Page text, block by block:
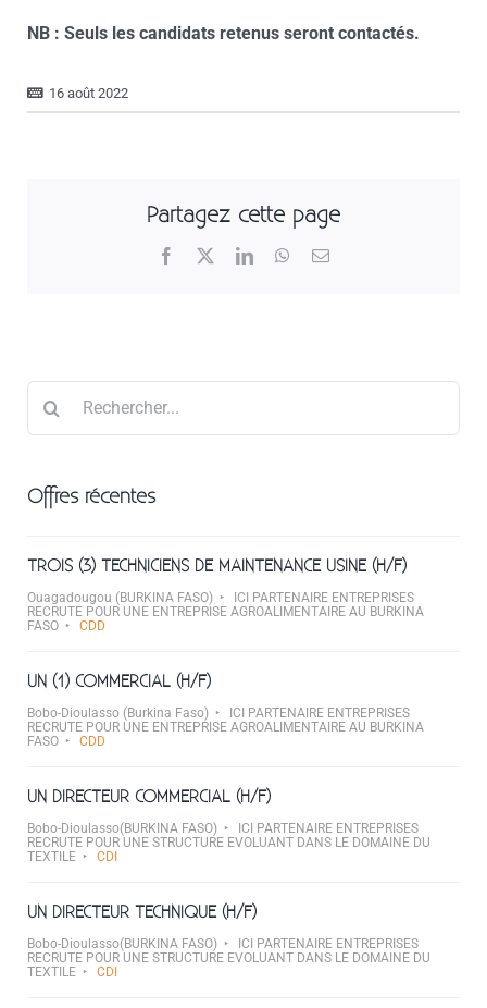
NB : Seuls les candidats retenus seront contactés.
16 août 2022
Partagez cette page
Facebook LinkedInWhatsApp
Email
Offres récentes
TROIS (3) TECHNICIENS DE MAINTENANCE USINE (H/F)
Ouagadougou (BURKINA FASO)
ICI PARTENAIRE ENTREPRISES
RECRUTE POUR UNE ENTREPRISE AGROALIMENTAIRE AU BURKINA
FASO
CDD
UN (1) COMMERCIAL (H/F)
Bobo-Dioulasso (Burkina Faso)
ICI PARTENAIRE ENTREPRISES
RECRUTE POUR UNE ENTREPRISE AGROALIMENTAIRE AU BURKINA
FASO
CDD
UN DIRECTEUR COMMERCIAL (H/F)
Bobo-Dioulasso(BURKINA FASO)
ICI PARTENAIRE ENTREPRISES
RECRUTE POUR UNE STRUCTURE EVOLUANT DANS LE DOMAINE DU
TEXTILE
CDI
UN DIRECTEUR TECHNIQUE (H/F)
Bobo-Dioulasso(BURKINA FASO)
ICI PARTENAIRE ENTREPRISES
RECRUTE POUR UNE STRUCTURE EVOLUANT DANS LE DOMAINE DU
TEXTILE
CDI